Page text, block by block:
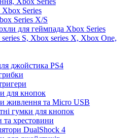
Series
Series X/S
для геймпада Xbox Series
S, Xbox series X, Xbox One,
джойстика PS4
для кнопок
живлення та Micro USB
гумки для кнопок
хрестовини
DualShock 4